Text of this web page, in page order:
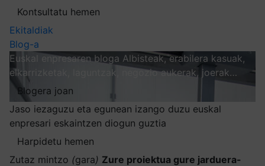
Kontsultatu hemen
Ekitaldiak
Blog-a
Euskal enpresaren bloga Albisteak, erabilera kasuak,
elkarrizketak, laguntzak, negozio aukerak, joerak…
Blogera joan
Jaso iezaguzu eta egunean izango duzu euskal
enpresari eskaintzen diogun guztia
Harpidetu hemen
Zutaz mintzo (gara) Zure proiektua gure jarduera-